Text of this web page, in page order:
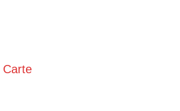
Carte